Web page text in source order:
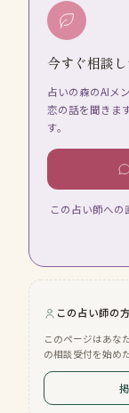
今すぐ相談
占いの森のAIメ
恋の話を聞きま
す。
この占い師へ
この占い師の
このページはあな
の相談受付を始め